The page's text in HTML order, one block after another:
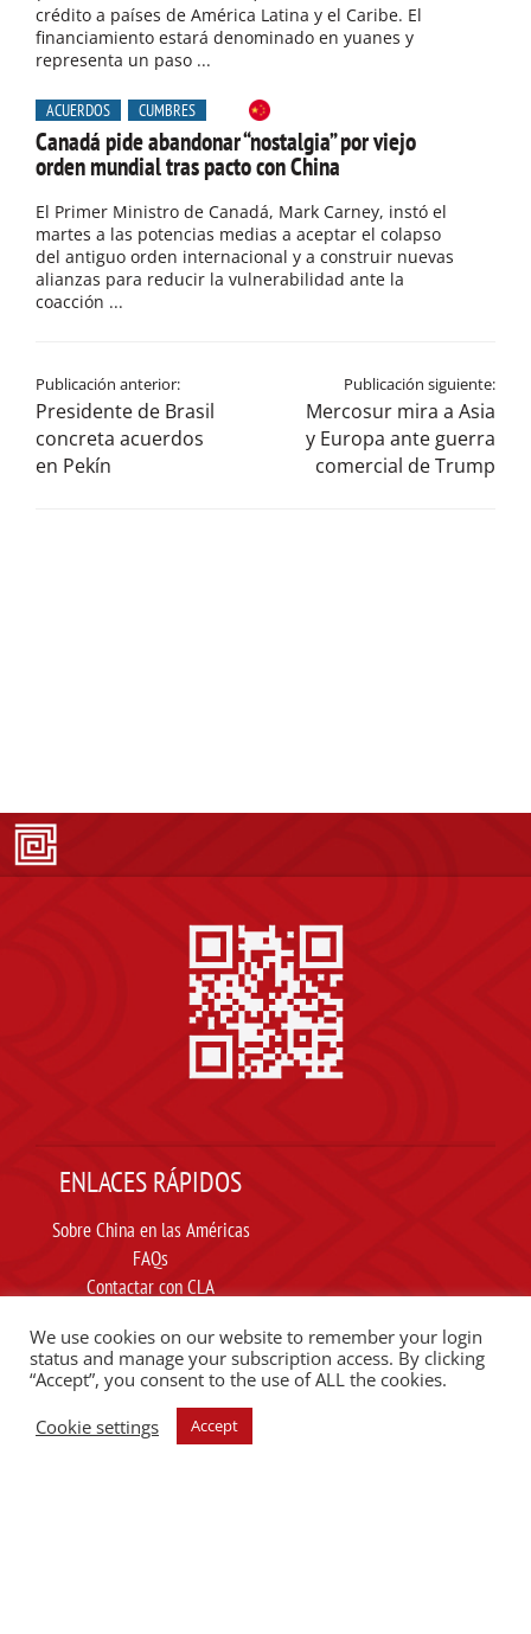
crédito a países de América Latina y el Caribe. El
financiamiento estará denominado en yuanes y
representa un paso ...
ACUERDOS CUMBRES
Canadá pide abandonar “nostalgia” por viejo
orden mundial tras pacto con China
El Primer Ministro de Canadá, Mark Carney, instó el
martes a las potencias medias a aceptar el colapso
del antiguo orden internacional y a construir nuevas
alianzas para reducir la vulnerabilidad ante la
coacción ...
Publicación anterior:
Presidente de Brasil
concreta acuerdos
en Pekín
Publicación siguiente:
Mercosur mira a Asia
y Europa ante guerra
comercial de Trump
ENLACES RÁPIDOS
Sobre China en las Américas
FAQs
Contactar con CLA
Carta ética
SIGUE A CLA EN REDES SOCIALES
We use cookies on our website to remember your login
status and manage your subscription access. By clicking
“Accept”, you consent to the use of ALL the cookies.
Cookie settings
Accept